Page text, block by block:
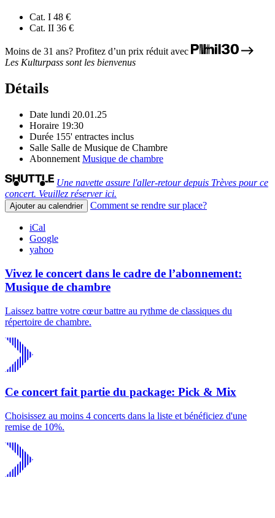
Cat. I 48 €
Cat. II 36 €
Moins de 31 ans? Profitez d’un prix réduit avec
Les Kulturpass sont les bienvenus
Détails
Date lundi 20.01.25
Horaire 19:30
Durée 155' entractes inclus
Salle Salle de Musique de Chambre
Abonnement Musique de chambre
Une navette assure l'aller-retour depuis Trèves pour ce
concert. Veuillez réserver ici.
Ajouter au calendrier Comment se rendre sur place?
iCal
Google
yahoo
Vivez le concert dans le cadre de l’abonnement:
Musique de chambre
Laissez battre votre cœur battre au rythme de classiques du
répertoire de chambre.
Ce concert fait partie du package: Pick & Mix
Choisissez au moins 4 concerts dans la liste et bénéficiez d'une
remise de 10%.